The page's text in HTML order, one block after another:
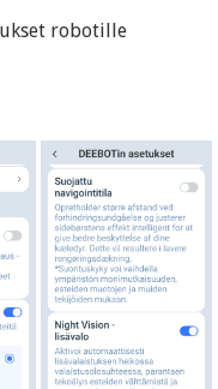
robotille